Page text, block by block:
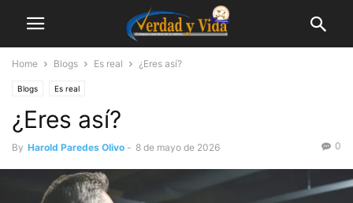
Home Blogs Es real ¿Eres así?
Blogs Es real
¿Eres así?
By Harold Paredes Olivo - 8 de mayo de 2026 0